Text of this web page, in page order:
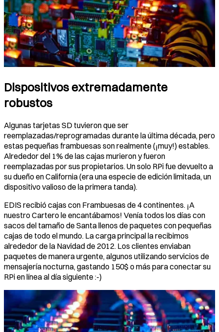
Dispositivos extremadamente
robustos
Algunas tarjetas SD tuvieron que ser
reemplazadas/reprogramadas durante la última década, pero
estas pequeñas frambuesas son realmente (¡muy!) estables.
Alrededor del 1% de las cajas murieron y fueron
reemplazadas por sus propietarios. Un solo RPi fue devuelto a
su dueño en California (era una especie de edición limitada, un
dispositivo valioso de la primera tanda).
EDIS recibió cajas con Frambuesas de 4 continentes. ¡A
nuestro Cartero le encantábamos! Venía todos los días con
sacos del tamaño de Santa llenos de paquetes con pequeñas
cajas de todo el mundo. La carga principal la recibimos
alrededor de la Navidad de 2012. Los clientes enviaban
paquetes de manera urgente, algunos utilizando servicios de
mensajería nocturna, gastando 150$ o más para conectar su
RPi en línea al día siguiente :-)